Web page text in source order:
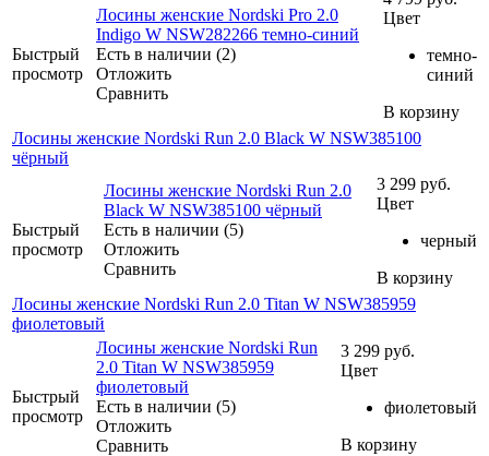
Быстрый
просмотр
Лосины женские Nordski Pro 2.0
Indigo W NSW282266 темно-синий
Есть в наличии (2)
Отложить
Сравнить
Цвет
темно-
синий
В корзину
Лосины женские Nordski Run 2.0 Black W NSW385100
чёрный
Быстрый
просмотр
Лосины женские Nordski Run 2.0
Black W NSW385100 чёрный
Есть в наличии (5)
Отложить
Сравнить
3 299 руб.
Цвет
черный
В корзину
Лосины женские Nordski Run 2.0 Titan W NSW385959
фиолетовый
Быстрый
просмотр
Лосины женские Nordski Run
2.0 Titan W NSW385959
фиолетовый
Есть в наличии (5)
Отложить
Сравнить
3 299 руб.
Цвет
фиолетовый
В корзину